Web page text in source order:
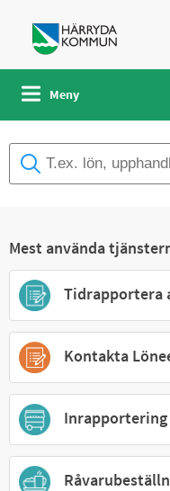
Meny
Mest använda
Kontakta